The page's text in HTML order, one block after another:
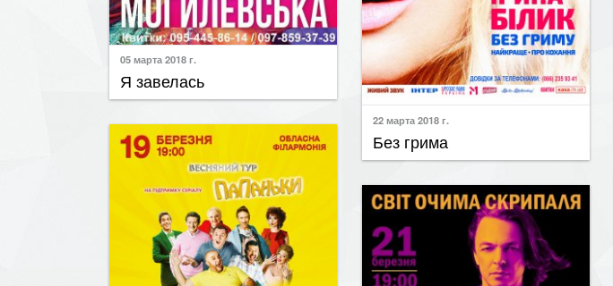
05 марта 2018 г.
Я завелась
22 марта 2018 г.
Без грима